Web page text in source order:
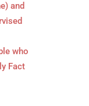
and
who
Fact